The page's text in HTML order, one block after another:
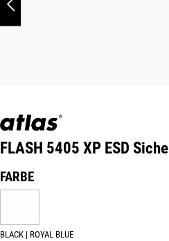
FLASH 5405 XP ESD
FARBEAUSWÄHLEN
BLACK | ROYAL BLUE
Produktnummer: